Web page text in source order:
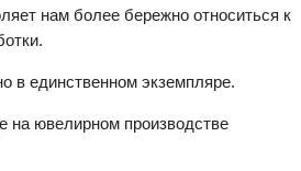
нам более бережно относиться к
в единственном экземпляре.
на ювелирном производстве